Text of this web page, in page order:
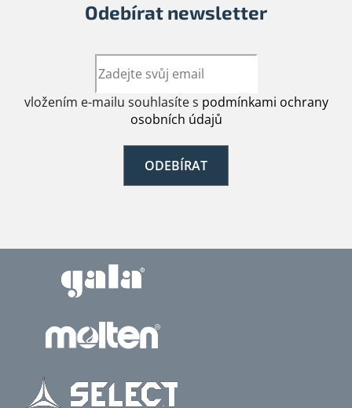
Odebírat newsletter
vložením e-mailu souhlasíte s podmínkami ochrany
osobních údajů
ODEBÍRAT